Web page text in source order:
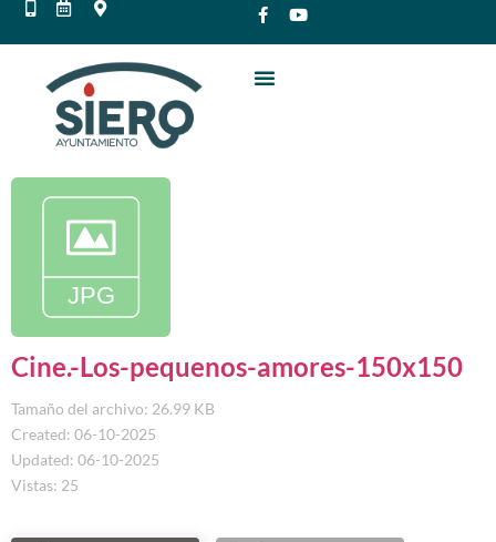
Cine.-Los-pequenos-amores-150x150
Tamaño del archivo: 26.99 KB
Created: 06-10-2025
Updated: 06-10-2025
Vistas: 25